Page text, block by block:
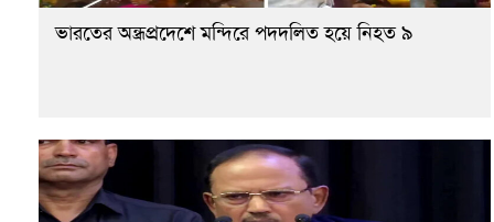
ভারতের অন্ধ্রপ্রদেশে মন্দিরে পদদলিত হয়ে নিহত ৯